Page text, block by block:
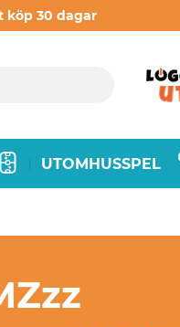
köp 30 dagar
UTOMHUSSPEL